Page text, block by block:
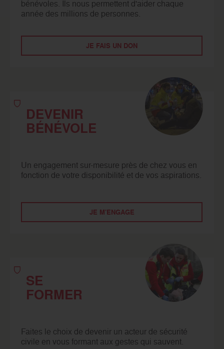
bénévoles. Ils nous permettent d'aider chaque
année des millions de personnes.
JE FAIS UN DON
DEVENIR
BÉNÉVOLE
Un engagement sur-mesure près de chez vous en
fonction de votre disponibilité et de vos aspirations.
JE M'ENGAGE
SE
FORMER
Faites le choix de devenir un acteur de sécurité
civile en vous formant aux gestes qui sauvent.